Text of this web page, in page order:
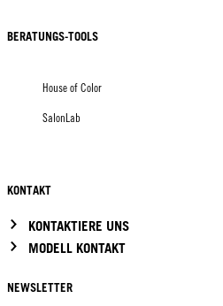
BERATUNGS-TOOLS
House of Color
SalonLab
KONTAKT
KONTAKTIERE UNS
MODELL KONTAKT
NEWSLETTER